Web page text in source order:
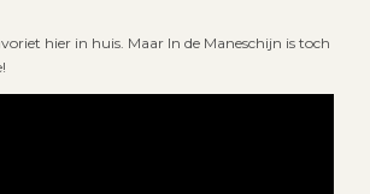
hier in huis. Maar In de Maneschijn is toch